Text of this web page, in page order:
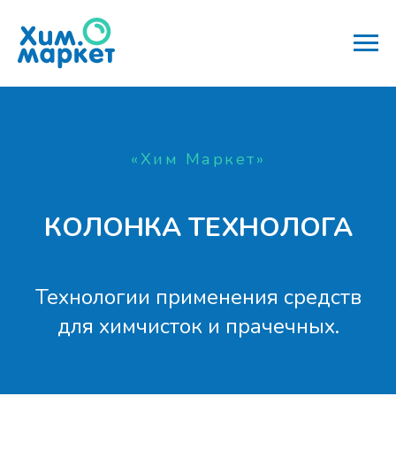
«Хим Маркет»
КОЛОНКА ТЕХНОЛОГА
Технологии применения средств
для химчисток и прачечных.